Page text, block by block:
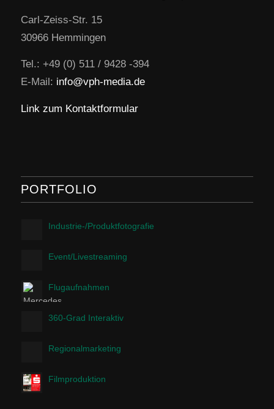
Carl-Zeiss-Str. 15
30966 Hemmingen
Tel.: +49 (0) 511 / 9428 -394
E-Mail: info@vph-media.de
Link zum Kontaktformular
PORTFOLIO
Industrie-/Produktfotografie
Event/Livestreaming
Flugaufnahmen
360-Grad Interaktiv
Regionalmarketing
Filmproduktion